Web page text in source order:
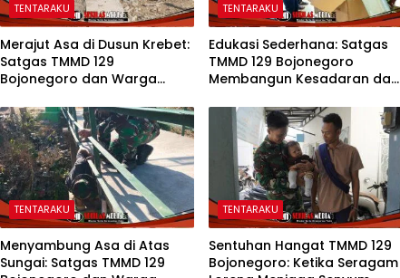
TENTARAKU
Merajut Asa di Dusun Krebet:
Satgas TMMD 129
Bojonegoro dan Warga
TENTARAKU
Edukasi Sederhana: Satgas
TMMD 129 Bojonegoro
Membangun Kesadaran dan
di Kesongo
TENTARAKU
Menyambung Asa di Atas
Sungai: Satgas TMMD 129
TENTARAKU
Sentuhan Hangat TMMD 129
Bojonegoro: Ketika Seragam